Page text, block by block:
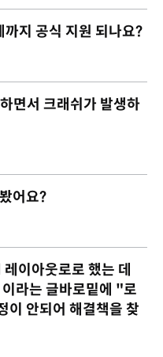
지 공식 지원 되나요?
면서 크래쉬가 발생하
어요?
이아웃로로 했는 데
라는 글바로밑에 "로
이 안되어 해결책을 찾